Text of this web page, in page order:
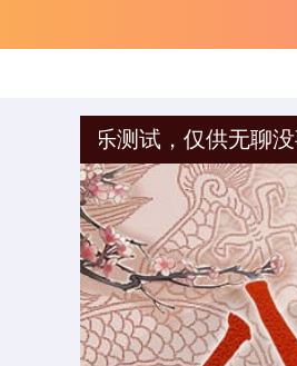
仅供无聊没事时消遣娱乐